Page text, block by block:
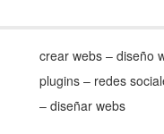
crear webs – diseño
plugins – redes
– diseñar webs